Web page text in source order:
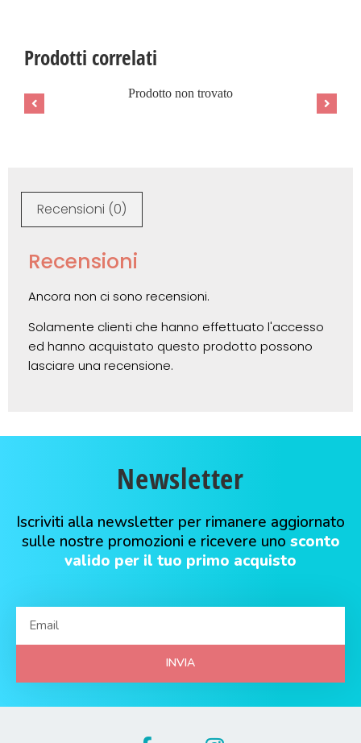
Prodotti correlati
Prodotto non trovato
Recensioni (0)
Recensioni
Ancora non ci sono recensioni.
Solamente clienti che hanno effettuato l'accesso
ed hanno acquistato questo prodotto possono
lasciare una recensione.
Newsletter
Iscriviti alla newsletter per rimanere aggiornato
sulle nostre promozioni e ricevere uno sconto
valido per il tuo primo acquisto
INVIA